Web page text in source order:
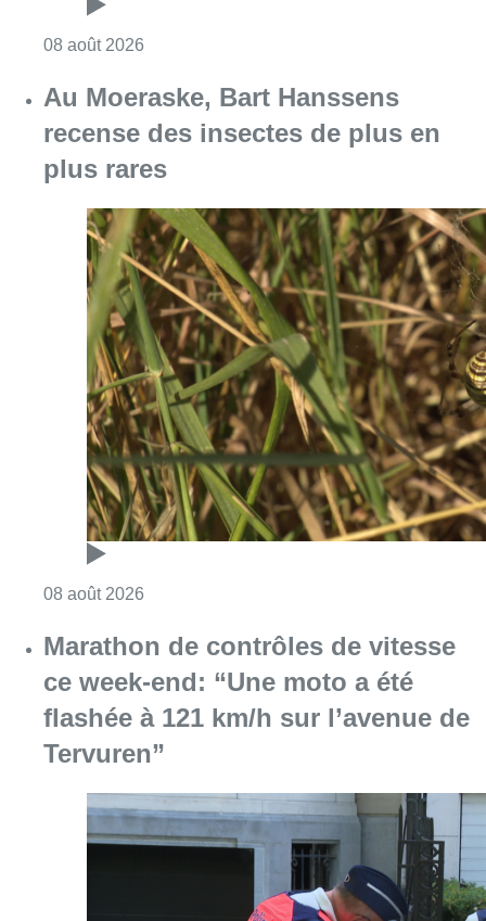
08 août 2026
Au Moeraske, Bart Hanssens
recense des insectes de plus en
plus rares
08 août 2026
Marathon de contrôles de vitesse
ce week-end: “Une moto a été
flashée à 121 km/h sur l’avenue de
Tervuren”